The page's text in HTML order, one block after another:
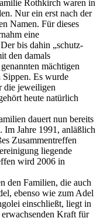
Rothkirch waren in
Nur ein erst nach der
Namen. Für dieses
eine
bis dahin „schutz-
den damals
mächtigen
Sippen. Es wurde
die jeweiligen
heute natürlich
dauert nun bereits
Im Jahre 1991, anläßlich
Zusammentreffen
liegende
wird 2006 in
den Familien, die auch
ebenso wie zum Adel
einschließt, liegt in
Kraft für